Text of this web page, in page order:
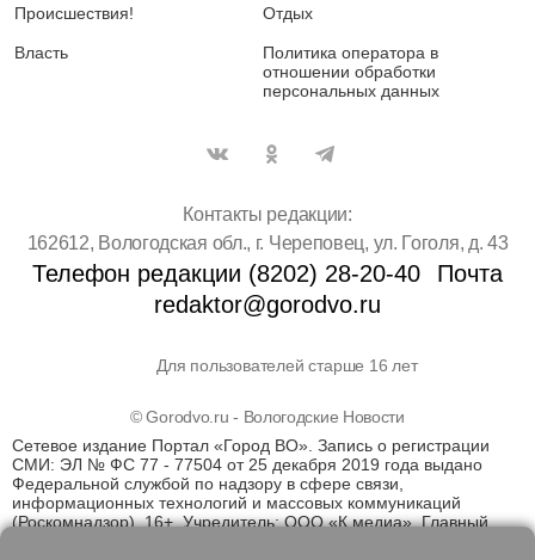
Происшествия!
Власть
Отдых
Политика оператора в
отношении обработки
персональных данных
Контакты редакции:
162612, Вологодская обл., г. Череповец, ул. Гоголя, д. 43
Телефон редакции (8202) 28-20-40
Почта
redaktor@gorodvo.ru
Для пользователей старше 16 лет
© Gorodvo.ru - Вологодские Новости
Сетевое издание Портал «Город ВО». Запись о регистрации
СМИ: ЭЛ № ФС 77 - 77504 от 25 декабря 2019 года выдано
Федеральной службой по надзору в сфере связи,
информационных технологий и массовых коммуникаций
(Роскомнадзор). 16+. Учредитель: ООО «К медиа». Главный